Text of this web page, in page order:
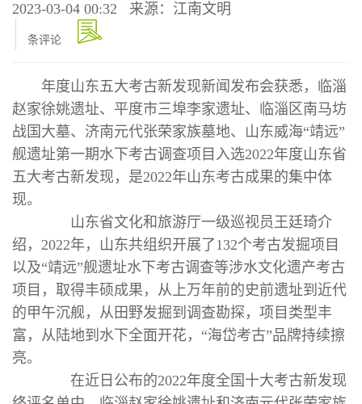
2023-03-04 00:32 来源：江南文明
条评论
年度山东五大考古新发现新闻发布会获悉，临淄
赵家徐姚遗址、平度市三埠李家遗址、临淄区南马坊
战国大墓、济南元代张荣家族墓地、山东威海“靖远”
舰遗址第一期水下考古调查项目入选2022年度山东省
五大考古新发现，是2022年山东考古成果的集中体
现。
山东省文化和旅游厅一级巡视员王廷琦介
绍，2022年，山东共组织开展了132个考古发掘项目
以及“靖远”舰遗址水下考古调查等涉水文化遗产考古
项目，取得丰硕成果，从上万年前的史前遗址到近代
的甲午沉舰，从田野发掘到调查勘探，项目类型丰
富，从陆地到水下全面开花，“海岱考古”品牌持续擦
亮。
在近日公布的2022年度全国十大考古新发现